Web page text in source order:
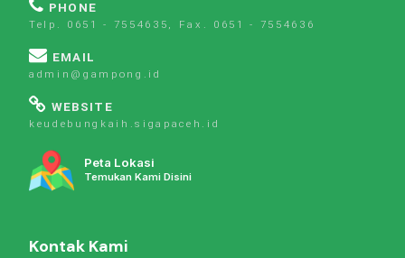
PHONE
Telp. 0651 - 7554635, Fax. 0651 - 7554636
EMAIL
admin@gampong.id
WEBSITE
keudebungkaih.sigapaceh.id
Peta Lokasi
Temukan Kami Disini
Kontak Kami